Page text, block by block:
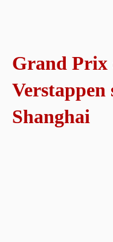
Grand Prix
Verstappen
Shanghai